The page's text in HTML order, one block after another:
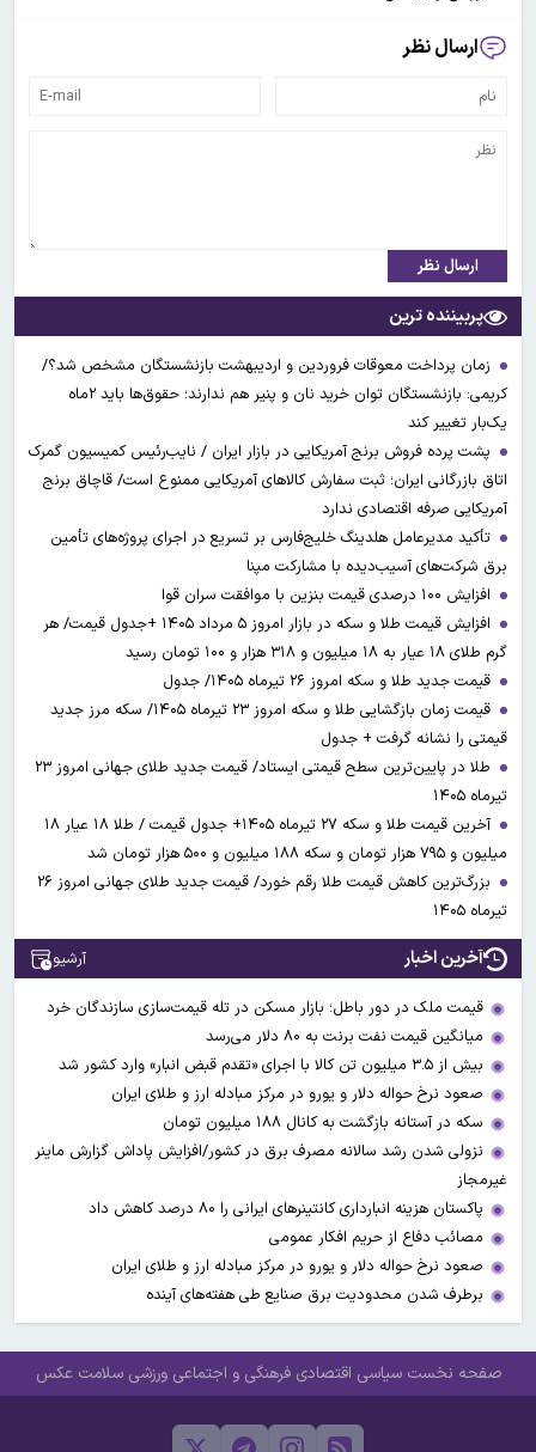
ارسال نظر
ارسال نظر
پربیننده ترین
زمان پرداخت معوقات فروردین و اردیبهشت بازنشستگان مشخص شد؟/
کریمی: بازنشستگان توان خرید نان و پنیر هم ندارند؛ حقوق‌ها باید ۲ماه
یک‌بار تغییر کند
پشت پرده فروش برنج آمریکایی در بازار ایران / نایب‌رئیس کمیسیون گمرک
اتاق بازرگانی ایران؛ ثبت سفارش کالاهای آمریکایی ممنوع است/ قاچاق برنج
آمریکایی صرفه اقتصادی ندارد
تأکید مدیرعامل هلدینگ خلیج‌فارس بر تسریع در اجرای پروژه‌های تأمین
برق شرکت‌های آسیب‌دیده با مشارکت مپنا
افزایش ۱۰۰ درصدی قیمت بنزین با موافقت سران قوا
افزایش قیمت طلا و سکه در بازار امروز ۵ مرداد ۱۴۰۵ +جدول قیمت/ هر
گرم طلای ۱۸ عیار به ۱۸ میلیون و ۳۱۸ هزار و ۱۰۰ تومان رسید
قیمت جدید طلا و سکه امروز ۲۶ تیرماه ۱۴۰۵/ جدول
قیمت زمان بازگشایی طلا و سکه امروز ۲۳ تیرماه ۱۴۰۵/ سکه مرز جدید
قیمتی را نشانه گرفت + جدول
طلا در پایین‌ترین سطح قیمتی ایستاد/ قیمت جدید طلای جهانی امروز ۲۳
تیرماه ۱۴۰۵
آخرین قیمت طلا و سکه ۲۷ تیرماه ۱۴۰۵+ جدول قیمت / طلا ۱۸ عیار ۱۸
میلیون و ۷۹۵ هزار تومان و سکه ۱۸۸ میلیون و ۵۰۰ هزار تومان شد
بزرگ‌ترین کاهش قیمت طلا رقم خورد/ قیمت جدید طلای جهانی امروز ۲۶
تیرماه ۱۴۰۵
آخرین اخبار آرشیو
قیمت ملک در دور باطل؛ بازار مسکن در تله قیمت‌سازی سازندگان خرد
میانگین قیمت نفت برنت به ۸۰ دلار می‌رسد
بیش از ۳.۵ میلیون تن کالا با اجرای «تقدم قبض انبار» وارد کشور شد
صعود نرخ حواله دلار و یورو در مرکز مبادله ارز و طلای ایران
سکه در آستانه بازگشت به کانال ۱۸۸ میلیون تومان
نزولی شدن رشد سالانه مصرف برق در کشور/افزایش پاداش گزارش ماینر
غیرمجاز
پاکستان هزینه انبارداری کانتینرهای ایرانی را ۸۰ درصد کاهش داد
مصائب دفاع از حریم افکار عمومی
صعود نرخ حواله دلار و یورو در مرکز مبادله ارز و طلای ایران
برطرف شدن محدودیت‌ برق صنایع طی هفته‌های آینده
صفحه نخست سیاسی اقتصادی فرهنگی و اجتماعی ورزشی سلامت عکس